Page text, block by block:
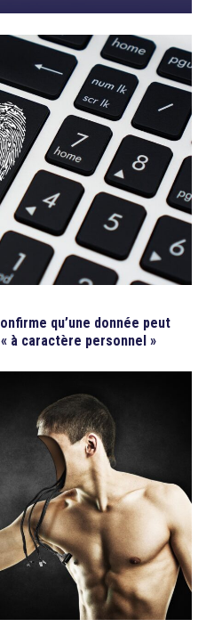
qu’une donnée peut
à caractère personnel »